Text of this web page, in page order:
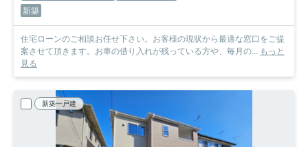
新築
住宅ローンのご相談お任せ下さい。お客様の現状から最適な窓口をご提
案させて頂きます。お車の借り入れが残っている方や、毎月の... もっと
見る
新築一戸建